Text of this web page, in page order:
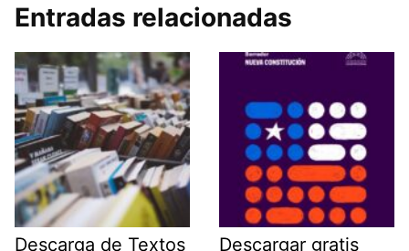
Entradas relacionadas
Descarga de Textos
Descargar gratis